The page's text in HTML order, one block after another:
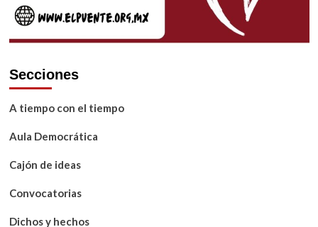
Secciones
A tiempo con el tiempo
Aula Democrática
Cajón de ideas
Convocatorias
Dichos y hechos